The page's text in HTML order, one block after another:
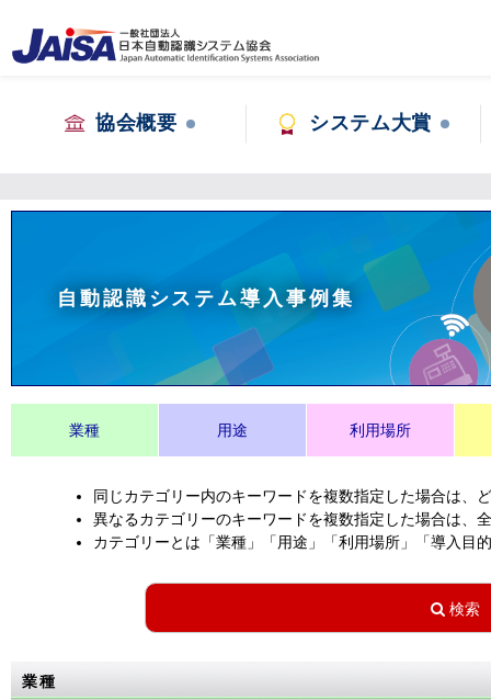
協会概要 システム大賞
自動認識システム導入事例集
業種 用途 利用場所
同じカテゴリー内のキーワードを複数指定した場合は、
異なるカテゴリーのキーワードを複数指定した場合は、
カテゴリーとは「業種」「用途」「利用場所」「導入目
業種